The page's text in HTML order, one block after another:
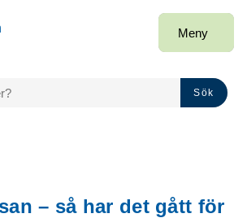
Meny
Sök
– så har det gått för